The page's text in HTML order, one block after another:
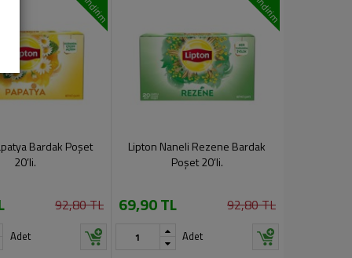
indirim
Bardak Poşet
20’li.
92,80 TL
Adet
indirim
Lipton Naneli Rezene Bardak
Poşet 20’li.
69,90 TL 92,80 TL
Adet